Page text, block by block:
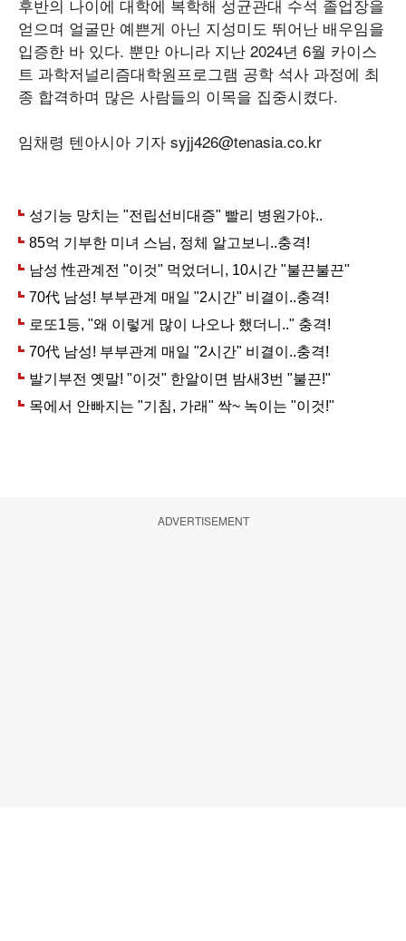
후반의 나이에 대학에 복학해 성균관대 수석 졸업장을
얻으며 얼굴만 예쁜게 아닌 지성미도 뛰어난 배우임을
입증한 바 있다. 뿐만 아니라 지난 2024년 6월 카이스
트 과학저널리즘대학원프로그램 공학 석사 과정에 최
종 합격하며 많은 사람들의 이목을 집중시켰다.
임채령 텐아시아 기자 syjj426@tenasia.co.kr
ADVERTISEMENT